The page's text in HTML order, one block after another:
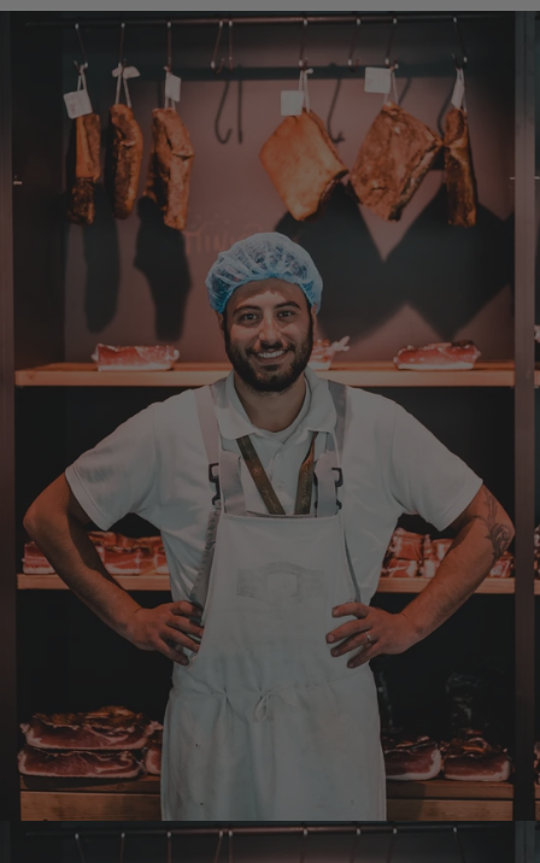
Pakete die an Privatadressen gesandt
werden meistens zu Abholstationen. Es hat
mir Mühe gekostet das Paket wenigstens an
die Haustüre abgestellt zu bekommen. Bei
eventueller Wiederbestellung werde ich Sie
ersuchen , die Post in Anspruch zu nehmen.
Da wäre ich auch bereit die Transportkosten
zu tragen. Mit freundlichen Grüßen Jörg
4.8.2026
Verifizierter Kunde
Hervorragende Qualität mit Geschmack
4.8.2026
Verifizierter Kunde
Erstklassige Ware Hervorragende Qualität
Sehr gutes Preis Leistungsverhältnis
4.8.2026
Axel
Verifizierter Kunde
Sehr gute Ware , schnelle Zusendung. Ich bin
sehr zufrieden. Gern wieder!
4.8.2026
Sebastian